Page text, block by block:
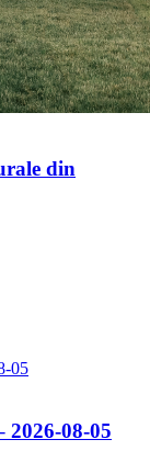
din
08-05